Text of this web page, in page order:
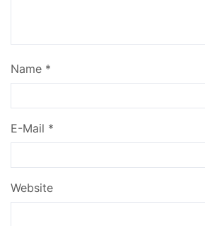
Name *
E-Mail *
Website